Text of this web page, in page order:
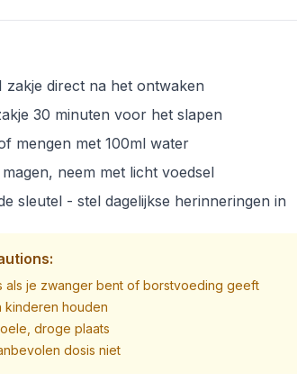
zakje direct na het ontwaken
30 minuten voor het slapen
mengen met 100ml water
neem met licht voedsel
sleutel - stel dagelijkse herinneringen in
als je zwanger bent of borstvoeding geeft
kinderen houden
droge plaats
dosis niet